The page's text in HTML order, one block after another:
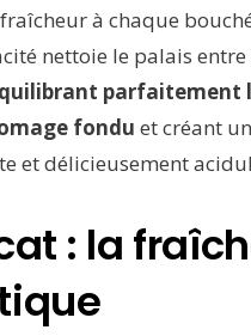
à chaque
nettoie le palais
parfaitement
fondu et créant
et délicieusement
: la